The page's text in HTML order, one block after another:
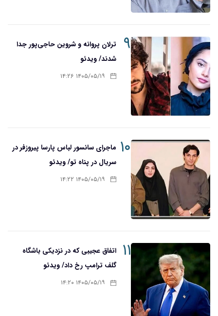
۹
ترلان پروانه و شروین حاجی‌پور جدا
شدند/ ویدئو
۱۴۰۵/۰۵/۱۹ ۱۴:۲۶
۱۰ ماجرای سانسور لباس پارسا پیروزفر در
سریال در پناه تو/ ویدئو
۱۴۰۵/۰۵/۱۹ ۱۴:۲۲
۱۱
اتفاق عجیبی که در نزدیکی باشگاه
گلف ترامپ رخ داد/ ویدئو
۱۴۰۵/۰۵/۱۹ ۱۴:۲۰